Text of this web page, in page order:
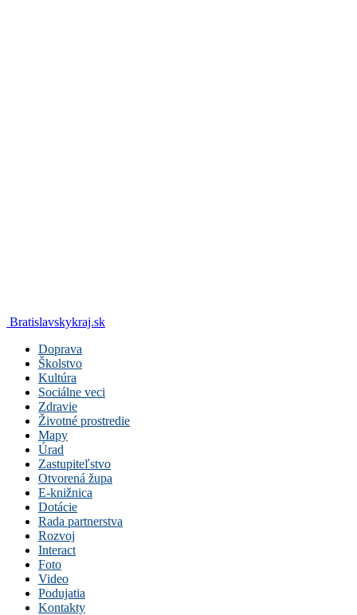
Bratislavskykraj.sk
Doprava
Školstvo
Kultúra
Sociálne veci
Zdravie
Životné prostredie
Mapy
Úrad
Zastupiteľstvo
Otvorená župa
E-knižnica
Dotácie
Rada partnerstva
Rozvoj
Interact
Foto
Video
Podujatia
Kontakty